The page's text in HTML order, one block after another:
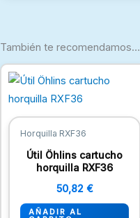
También te recomendamos…
Horquilla RXF36
Útil Öhlins cartucho
horquilla RXF36
50,82 €
AÑADIR AL